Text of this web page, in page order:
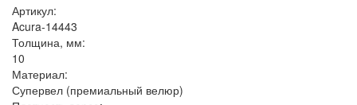
Артикул:
Acura-14443
Толщина, мм:
10
Материал:
Супервел (премиальный велюр)